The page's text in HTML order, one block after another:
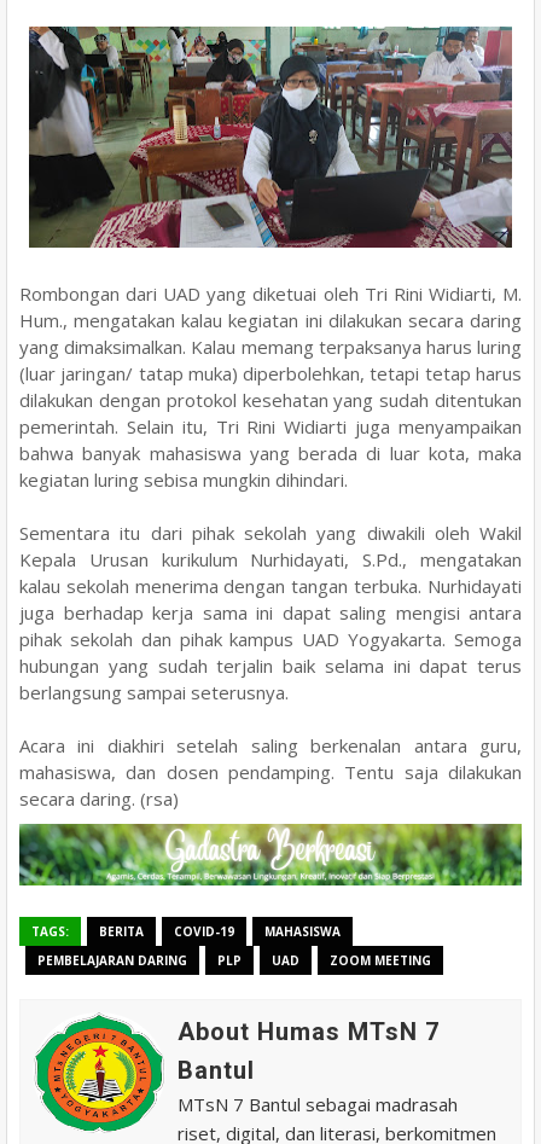
Rombongan dari UAD yang diketuai oleh Tri Rini Widiarti, M.
Hum., mengatakan kalau kegiatan ini dilakukan secara daring
yang dimaksimalkan. Kalau memang terpaksanya harus luring
(luar jaringan/ tatap muka) diperbolehkan, tetapi tetap harus
dilakukan dengan protokol kesehatan yang sudah ditentukan
pemerintah. Selain itu, Tri Rini Widiarti juga menyampaikan
bahwa banyak mahasiswa yang berada di luar kota, maka
kegiatan luring sebisa mungkin dihindari.
Sementara itu dari pihak sekolah yang diwakili oleh Wakil
Kepala Urusan kurikulum Nurhidayati, S.Pd., mengatakan
kalau sekolah menerima dengan tangan terbuka. Nurhidayati
juga berhadap kerja sama ini dapat saling mengisi antara
pihak sekolah dan pihak kampus UAD Yogyakarta. Semoga
hubungan yang sudah terjalin baik selama ini dapat terus
berlangsung sampai seterusnya.
Acara ini diakhiri setelah saling berkenalan antara guru,
mahasiswa, dan dosen pendamping. Tentu saja dilakukan
secara daring. (rsa)
TAGS: BERITA COVID-19
MAHASISWA
PEMBELAJARAN DARING
PLP UAD ZOOM MEETING
About Humas MTsN 7
Bantul
MTsN 7 Bantul sebagai madrasah
riset, digital, dan literasi, berkomitmen